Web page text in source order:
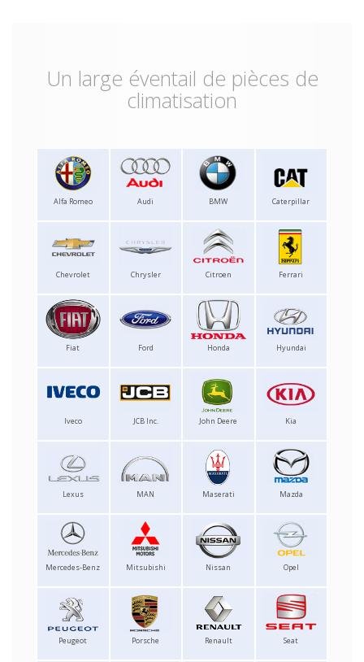
Un large éventail de pièces de
climatisation
Alfa Romeo Audi BMW Caterpillar
Chevrolet Chrysler Citroen Ferrari
Fiat Ford Honda Hyundai
Iveco JCB Inc. John Deere Kia
Lexus MAN Maserati Mazda
Mercedes-Benz Mitsubishi Nissan Opel
Peugeot Porsche Renault Seat